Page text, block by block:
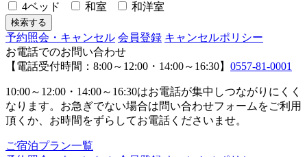
4ベッド
和室 和洋室
予約照会・キャンセル 会員登録 キャンセルポリシー
お電話でのお問い合わせ
【電話受付時間：8:00～12:00・14:00～16:30】 0557-81-0001
10:00～12:00・14:00～16:30はお電話が集中しつながりにくく
なります。お急ぎでない場合は問い合わせフォームをご利用
頂くか、お時間をずらしてお電話くださいませ。
ご宿泊プラン一覧